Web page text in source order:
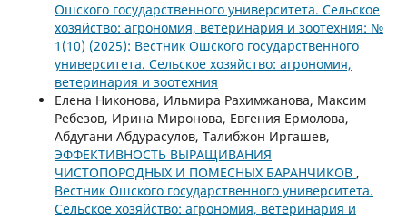
Ошского государственного университета. Сельское
хозяйство: агрономия, ветеринария и зоотехния: №
1(10) (2025): Вестник Ошского государственного
университета. Сельское хозяйство: агрономия,
ветеринария и зоотехния
Елена Никонова, Ильмира Рахимжанова, Максим
Ребезов, Ирина Миронова, Евгения Ермолова,
Абдугани Абдурасулов, Талибжон Иргашев,
ЭФФЕКТИВНОСТЬ ВЫРАЩИВАНИЯ
ЧИСТОПОРОДНЫХ И ПОМЕСНЫХ БАРАНЧИКОВ ,
Вестник Ошского государственного университета.
Сельское хозяйство: агрономия, ветеринария и